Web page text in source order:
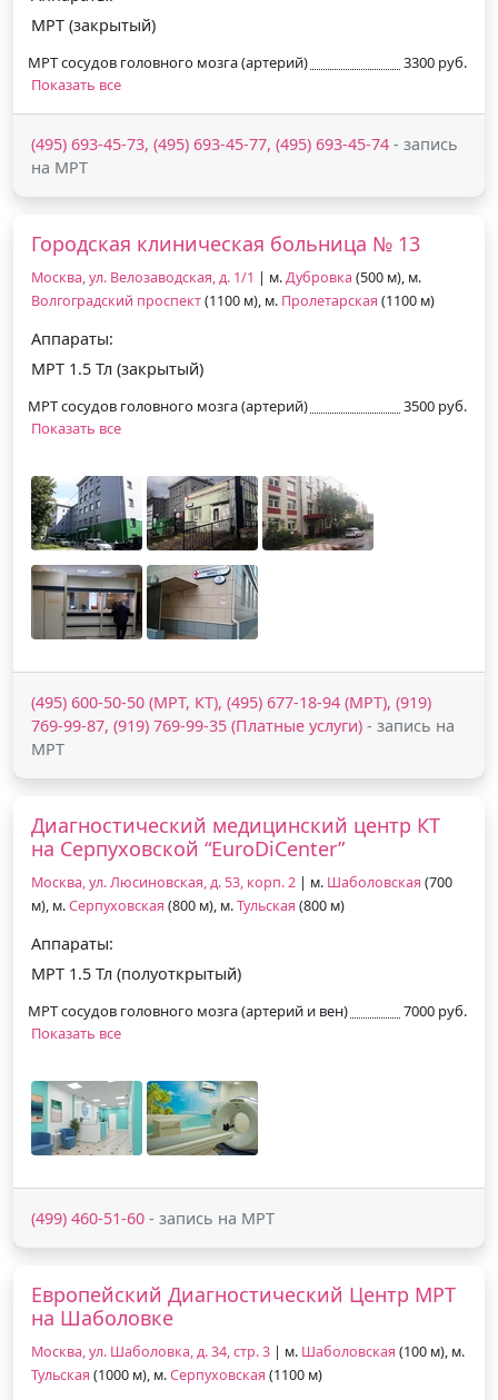
МРТ (закрытый)
МРТ сосудов головного мозга (артерий)
3300 руб.
Показать все
(495) 693-45-73, (495) 693-45-77, (495) 693-45-74 - запись
на МРТ
Городская клиническая больница № 13
Москва, ул. Велозаводская, д. 1/1 | м.Дубровка (500 м), м.
Волгоградский проспект(1100 м), м. Пролетарская (1100 м)
Аппараты:
МРТ 1.5 Тл (закрытый)
МРТ сосудов головного мозга (артерий)
3500 руб.
Показать все
(495) 600-50-50 (МРТ, КТ), (495) 677-18-94 (МРТ), (919)
769-99-87, (919) 769-99-35 (Платные услуги) - запись на
МРТ
Диагностический медицинский центр КТ
на Серпуховской “EuroDiCenter”
Москва, ул. Люсиновская, д. 53, корп. 2 | м. Шаболовская (700
м), м.Серпуховская (800 м), м.Тульская (800 м)
Аппараты:
МРТ 1.5 Тл (полуоткрытый)
МРТ сосудов головного мозга (артерий и вен)
7000 руб.
Показать все
(499) 460-51-60 - запись на МРТ
Европейский Диагностический Центр МРТ
на Шаболовке
Москва, ул. Шаболовка, д. 34, стр. 3 | м. Шаболовская (100 м), м.
Тульская (1000 м), м.Серпуховская (1100 м)